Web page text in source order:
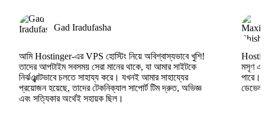
Gad Iradufasha
আমি Hostinger-এর VPS হোস্টিং নিয়ে অবিশ্বাস্যভাবে খুশি!
তাদের আপটাইম সবসময় সেরা মানের থাকে, যা আমার সাইটকে
নির্ঝঞ্ঝাটভাবে চলতে সাহায্য করে। যখনই আমার সাহায্যের
প্রয়োজন হয়েছে, তাদের টেকনিক্যাল সাপোর্ট টিম দ্রুত, অভিজ্ঞ
এবং সত্যিকার অর্থেই সহায়ক ছিল।
মসৃণ